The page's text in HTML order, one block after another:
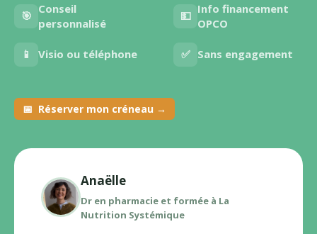
🎯
Conseil
personnalisé
💵
Info financement
OPCO
📱 Visio ou téléphone ✅ Sans engagement
📅 Réserver mon créneau →
Anaëlle
Dr en pharmacie et formée à La
Nutrition Systémique